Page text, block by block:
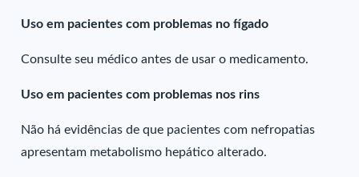
Uso em pacientes com problemas no fígado
Consulte seu médico antes de usar o medicamento.
Uso em pacientes com problemas nos rins
Não há evidências de que pacientes com nefropatias
apresentam metabolismo hepático alterado.